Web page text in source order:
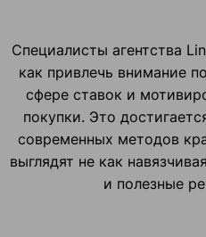
Специалисты агентства
как привлечь внимание
сфере ставок и
покупки. Это
современных методов
выглядят не как
и полезные